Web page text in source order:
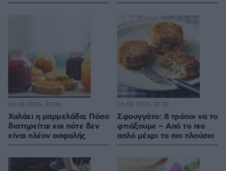
Χαλάει η μαρμελάδα; Πόσο
διατηρείται και πότε δεν
είναι πλέον ασφαλής
06.08.2026, 22:00
Σφουγγάτο: 8 τρόποι να το
φτιάξουμε – Από το πιο
απλό μέχρι το πιο πλούσιο
06.08.2026, 21:30